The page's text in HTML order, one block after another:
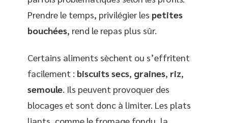
Prendre le temps, privilégier les petites
bouchées, rend le repas plus sûr.
Certains aliments sèchent ou s’effritent
facilement : biscuits secs, graines, riz,
semoule. Ils peuvent provoquer des
blocages et sont donc à limiter. Les plats